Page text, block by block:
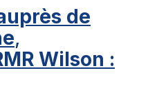
de
,
Wilson :